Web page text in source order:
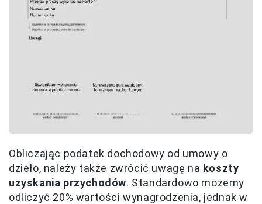
Obliczając podatek dochodowy od umowy o
dzieło, należy także zwrócić uwagę na koszty
uzyskania przychodów. Standardowo możemy
odliczyć 20% wartości wynagrodzenia, jednak w